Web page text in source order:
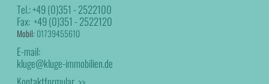
Tel.:+49 (0)351 - 2522100
Fax:+49 (0)351 - 2522120
Mobil: 01739455610
E-mail:
kluge@kluge-immobilien.de